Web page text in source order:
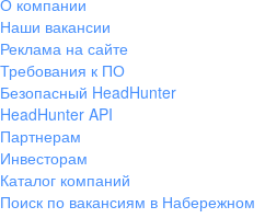
+7 343 226-79-99
pr@ural.hh.ru
ул. Янковского, д. 169, 7 этаж,
706 каб.
О компании
Наши вакансии
Реклама на сайте
Требования к ПО
Безопасный HeadHunter
HeadHunter API
Партнерам
Инвесторам
Каталог компаний
Поиск по вакансиям в Набережном